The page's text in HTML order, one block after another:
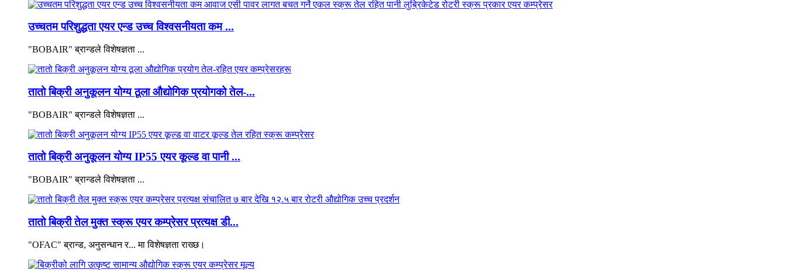
उच्चतम परिशुद्धता एयर एन्ड उच्च विश्वसनीयता कम ...
"BOBAIR" ब्रान्डले विशेषज्ञता ...
तातो बिक्री अनुकूलन योग्य ठूला औद्योगिक प्रयोगको तेल-...
"BOBAIR" ब्रान्डले विशेषज्ञता ...
तातो बिक्री अनुकूलन योग्य IP55 एयर कूल्ड वा पानी ...
"BOBAIR" ब्रान्डले विशेषज्ञता ...
तातो बिक्री तेल मुक्त स्क्रू एयर कम्प्रेसर प्रत्यक्ष डी...
"OFAC" ब्रान्ड, अनुसन्धान र... मा विशेषज्ञता राख्छ।